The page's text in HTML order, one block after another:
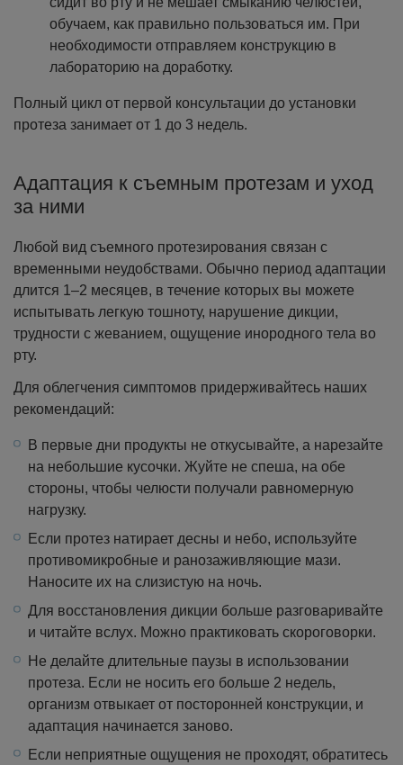
обучаем, как правильно пользоваться им. При
необходимости отправляем конструкцию в
лабораторию на доработку.
Полный цикл от первой консультации до установки
протеза занимает от 1 до 3 недель.
Адаптация к съемным протезам и уход
за ними
Любой вид съемного протезирования связан с
временными неудобствами. Обычно период адаптации
длится 1–2 месяцев, в течение которых вы можете
испытывать легкую тошноту, нарушение дикции,
трудности с жеванием, ощущение инородного тела во
рту.
Для облегчения симптомов придерживайтесь наших
рекомендаций:
В первые дни продукты не откусывайте, а нарезайте
на небольшие кусочки. Жуйте не спеша, на обе
стороны, чтобы челюсти получали равномерную
нагрузку.
Если протез натирает десны и небо, используйте
противомикробные и ранозаживляющие мази.
Наносите их на слизистую на ночь.
Для восстановления дикции больше разговаривайте
и читайте вслух. Можно практиковать скороговорки.
Не делайте длительные паузы в использовании
протеза. Если не носить его больше 2 недель,
организм отвыкает от посторонней конструкции, и
адаптация начинается заново.
Если неприятные ощущения не проходят, обратитесь